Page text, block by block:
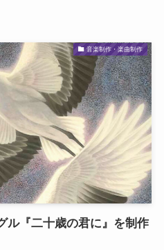
音楽制作・楽曲制作
ル『二十歳の君に』を制作